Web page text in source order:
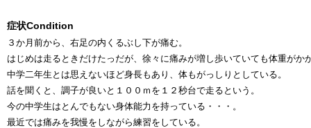
症状Condition
３か月前から、右足の内くるぶし下が痛む。
はじめは走るときだけたっだが、徐々に痛みが増し歩いていても体重がか
中学二年生とは思えないほど身長もあり、体もがっしりとしている。
話を聞くと、調子が良いと１００ｍを１２秒台で走るという。
今の中学生はとんでもない身体能力を持っている・・・。
最近では痛みを我慢をしながら練習をしている。